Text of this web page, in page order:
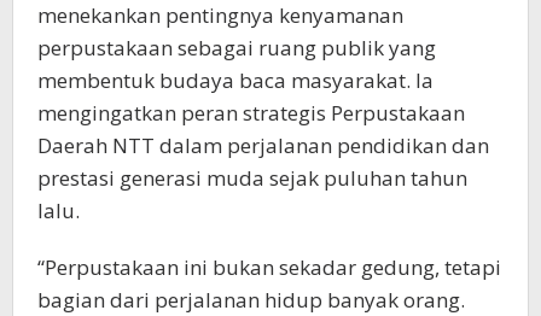
menekankan pentingnya kenyamanan
perpustakaan sebagai ruang publik yang
membentuk budaya baca masyarakat. Ia
mengingatkan peran strategis Perpustakaan
Daerah NTT dalam perjalanan pendidikan dan
prestasi generasi muda sejak puluhan tahun
lalu.
“Perpustakaan ini bukan sekadar gedung, tetapi
bagian dari perjalanan hidup banyak orang.